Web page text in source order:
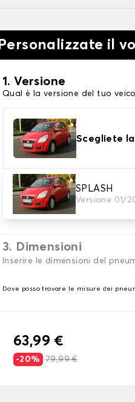
Personalizzate il
1. Versione
Qual è la versione del tuo
Scegliete
SPLASH
Versione 01/
2. Finitura a calza
Scegli le calze da neve adatte
3. Dimensioni
Inserire le dimensioni del
Dove posso trovare le misure dei
63,99 €
-20% 79,99 €